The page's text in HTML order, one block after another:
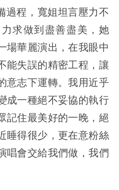
過程，寬姐坦言壓力不
求做到盡善盡美，她
場華麗演出，在我眼中
能失誤的精密工程，讓
意志下運轉。我用近乎
成一種絕不妥協的執行
記住最美好的一晚，絕
睡得很少，更在意粉絲
唱會交給我們做，我們